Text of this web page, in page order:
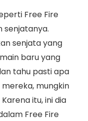
Free Fire
senjatanya.
senjata yang
baru yang
tahu pasti apa
mungkin
itu, ini dia
Free Fire